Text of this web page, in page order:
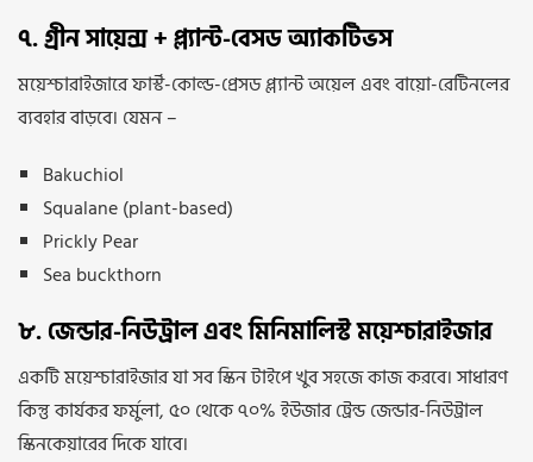
৭. গ্রীন সায়েন্স + প্ল্যান্ট-বেসড অ্যাকটিভস
ময়েশ্চারাইজারে ফার্স্ট-কোল্ড-প্রেসড প্ল্যান্ট অয়েল এবং বায়ো-রেটিনলের
ব্যবহার বাড়বে। যেমন –
Bakuchiol
Squalane (plant-based)
Prickly Pear
Sea buckthorn
৮. জেন্ডার-নিউট্রাল এবং মিনিমালিস্ট ময়েশ্চারাইজার
একটি ময়েশ্চারাইজার যা সব স্কিন টাইপে খুব সহজে কাজ করবে। সাধারণ
কিন্তু কার্যকর ফর্মুলা, ৫০ থেকে ৭০% ইউজার ট্রেন্ড জেন্ডার-নিউট্রাল
স্কিনকেয়ারের দিকে যাবে।